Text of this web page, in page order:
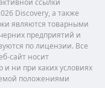
ссылки
Discovery, а также
являются товарными
предприятий и
по лицензии. Все
сайт носит
ни при каких условиях
положениями